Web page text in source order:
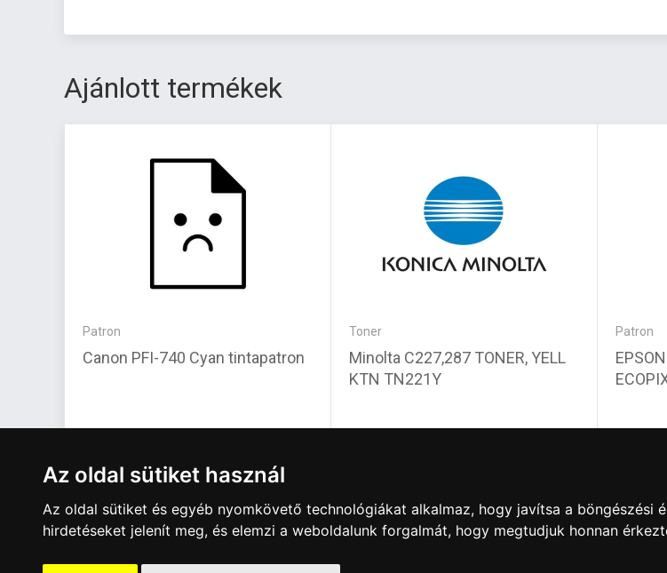
Az oldal sütiket használ
Az oldal sütiket és egyéb nyomkövető technológiákat alkalmaz, hogy javítsa a
hirdetéseket jelenít meg, és elemzi a weboldalunk forgalmát, hogy megtudjuk honnan
Ajánlott termékek
Patron
Canon PFI-740 Cyan tintapatron
Toner
Minolta C227,287 TONER, YELL
KTN TN221Y
Patron